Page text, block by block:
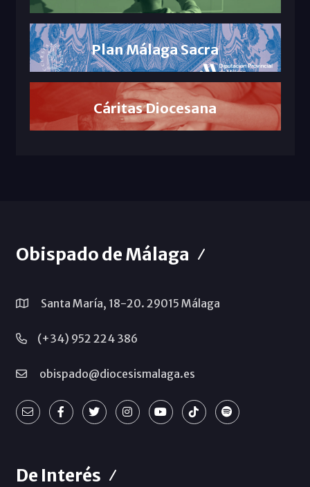
Plan Málaga Sacra
Cáritas Diocesana
Obispado de Málaga
Santa María, 18-20. 29015 Málaga
(+34) 952 224 386
obispado@diocesismalaga.es
De Interés